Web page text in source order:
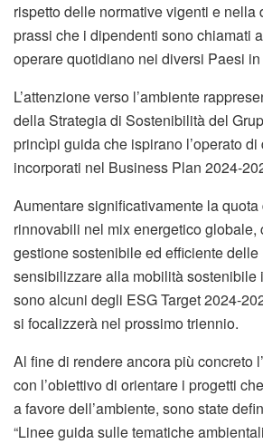
rispetto delle normative vigenti e
prassi che i dipendenti sono chiamati
operare quotidiano nei diversi Paesi
L’attenzione verso l’ambiente
della Strategia di Sostenibilità del
princìpi guida che ispirano l’operato
incorporati nel Business Plan 2024-
Aumentare significativamente la
rinnovabili nel mix energetico globale,
gestione sostenibile ed efficiente
sensibilizzare alla mobilità sostenibile
sono alcuni degli ESG Target 2024-
si focalizzerà nel prossimo triennio.
Al fine di rendere ancora più concreto
con l’obiettivo di orientare i progetti
a favore dell’ambiente, sono state
“Linee guida sulle tematiche